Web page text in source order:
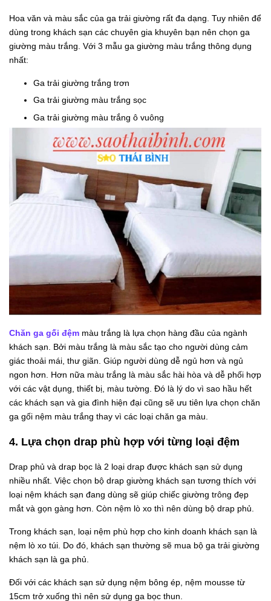
Hoa văn và màu sắc của ga trải giường rất đa dạng. Tuy nhiên để
dùng trong khách sạn các chuyên gia khuyên bạn nên chọn ga
giường màu trắng. Với 3 mẫu ga giường màu trắng thông dụng
nhất:
Ga trải giường trắng trơn
Ga trải giường màu trắng sọc
Ga trải giường màu trắng ô vuông
Chăn ga gối đệm màu trắng là lựa chọn hàng đầu của ngành
khách sạn. Bởi màu trắng là màu sắc tạo cho người dùng cảm
giác thoải mái, thư giãn. Giúp người dùng dễ ngủ hơn và ngủ
ngon hơn. Hơn nữa màu trắng là màu sắc hài hòa và dễ phối hợp
với các vật dụng, thiết bị, màu tường. Đó là lý do vì sao hầu hết
các khách sạn và gia đình hiện đại cũng sẽ ưu tiên lựa chọn chăn
ga gối nệm màu trắng thay vì các loại chăn ga màu.
4. Lựa chọn drap phù hợp với từng loại đệm
Drap phủ và drap bọc là 2 loại drap được khách sạn sử dụng
nhiều nhất. Việc chọn bộ drap giường khách sạn tương thích với
loại nệm khách sạn đang dùng sẽ giúp chiếc giường trông đẹp
mắt và gọn gàng hơn. Còn nệm lò xo thì nên dùng bộ drap phủ.
Trong khách sạn, loại nệm phù hợp cho kinh doanh khách sạn là
nệm lò xo túi. Do đó, khách sạn thường sẽ mua bộ ga trải giường
khách sạn là ga phủ.
Đối với các khách sạn sử dụng nệm bông ép, nệm mousse từ
15cm trở xuống thì nên sử dụng ga bọc thun.